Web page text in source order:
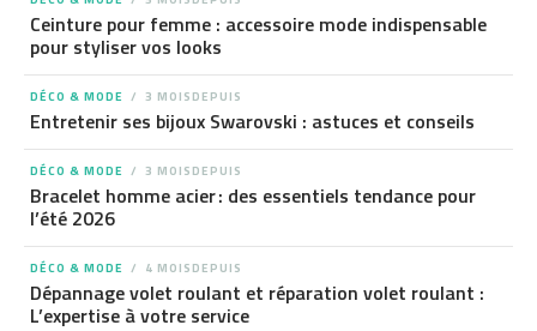
Ceinture pour femme : accessoire mode indispensable
pour styliser vos looks
DÉCO & MODE 3 MOISDEPUIS
Entretenir ses bijoux Swarovski : astuces et conseils
DÉCO & MODE 3 MOISDEPUIS
Bracelet homme acier : des essentiels tendance pour
l’été 2026
DÉCO & MODE 4 MOISDEPUIS
Dépannage volet roulant et réparation volet roulant :
L’expertise à votre service